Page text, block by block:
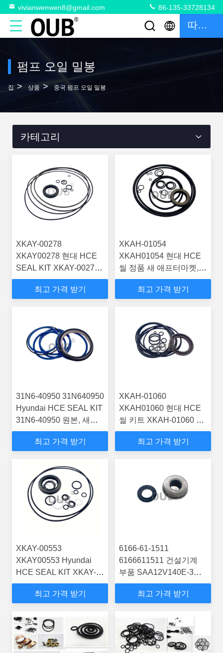
vivianwenwen8@gmail.com 86-135-33728134
따옴표
펌프 오일 밀봉
집 > 상품 > 중국 펌프 오일 밀봉
카테고리
XKAY-00278
XKAY00278 현대 HCE
SEAL KIT XKAY-00278
구매 R250LC7,
R250LC7A 배송이 포함
최고 가격 받기
XKAH-01054
XKAH01054 현대 HCE
씰 정품 새 애프터마켓,
트랙터 모터 키트
RC215C7 R210LC7
최고 가격 받기
31N6-40950 31N640950
Hyundai HCE SEAL KIT
31N6-40950 원본, 새로
운 후판 트랙터 부품을 구
최고 가격 받기
XKAH-01060
XKAH01060 현대 HCE
씰 키트 XKAH-01060 정
품 구매, 새 애프터마켓
트랙터 부품(배송 포함)
최고 가격 받기
XKAY-00553
XKAY00553 Hyundai
HCE SEAL KIT XKAY-
00553를 구매하십시오.
최고 가격 받기
6166-61-1511
6166611511 건설기계
부품 SAA12V140E-3D
SAA12V140E-3B
최고 가격 받기